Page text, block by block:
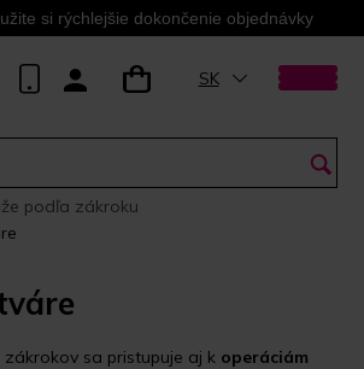
si rýchlejšie dokončenie objednávky
SK
podľa zákroku
zákrokov sa pristupuje aj k operáciám